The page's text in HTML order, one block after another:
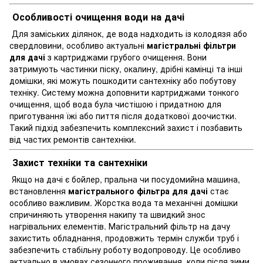
Особливості очищення води на дачі
Для заміських ділянок, де вода надходить із колодязя або
свердловини, особливо актуальні магістральні фільтри
для дачі з картриджами грубого очищення. Вони
затримують частинки піску, окалину, дрібні камінці та інші
домішки, які можуть пошкодити сантехніку або побутову
техніку. Систему можна доповнити картриджами тонкого
очищення, щоб вода була чистішою і придатною для
приготування їжі або пиття після додаткової доочистки.
Такий підхід забезпечить комплексний захист і позбавить
від частих ремонтів сантехніки.
Захист техніки та сантехніки
Якщо на дачі є бойлер, пральна чи посудомийна машина,
встановлення магістрального фільтра для дачі стає
особливо важливим. Жорстка вода та механічні домішки
спричиняють утворення накипу та швидкий знос
нагрівальних елементів. Магістральний фільтр на дачу
захистить обладнання, продовжить термін служби труб і
забезпечить стабільну роботу водопроводу. Це особливо